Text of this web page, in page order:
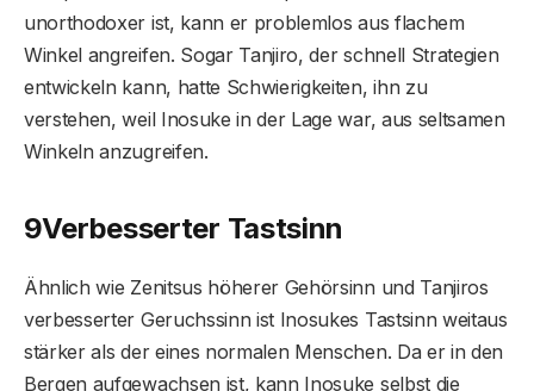
unorthodoxer ist, kann er problemlos aus flachem
Winkel angreifen. Sogar Tanjiro, der schnell Strategien
entwickeln kann, hatte Schwierigkeiten, ihn zu
verstehen, weil Inosuke in der Lage war, aus seltsamen
Winkeln anzugreifen.
9Verbesserter Tastsinn
Ähnlich wie Zenitsus höherer Gehörsinn und Tanjiros
verbesserter Geruchssinn ist Inosukes Tastsinn weitaus
stärker als der eines normalen Menschen. Da er in den
Bergen aufgewachsen ist, kann Inosuke selbst die